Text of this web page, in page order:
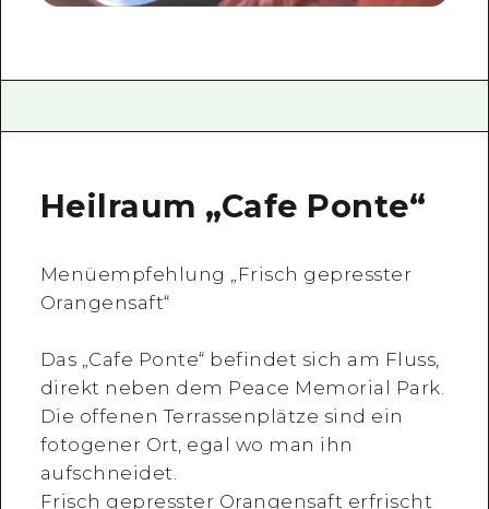
Heilraum „Cafe Ponte“
Menüempfehlung „Frisch gepresster
Orangensaft“
Das „Cafe Ponte“ befindet sich am Fluss,
direkt neben dem Peace Memorial Park.
Die offenen Terrassenplätze sind ein
fotogener Ort, egal wo man ihn
aufschneidet.
Frisch gepresster Orangensaft erfrischt